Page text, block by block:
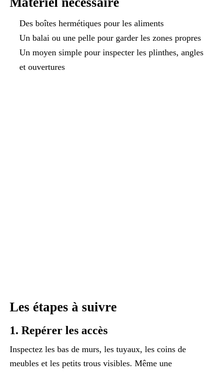
Des boîtes hermétiques pour les aliments
Un balai ou une pelle pour garder les zones propres
Un moyen simple pour inspecter les plinthes, angles
et ouvertures
Les étapes à suivre
1. Repérer les accès
Inspectez les bas de murs, les tuyaux, les coins de
meubles et les petits trous visibles. Même une